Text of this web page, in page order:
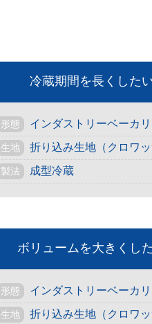
冷蔵期間を長くした
形態 インダストリーベーカ
生地 折り込み生地（クロワッサン・デニ
製法 成型冷蔵
ボリュームを大きくし
形態 インダストリーベーカ
生地 折り込み生地（クロワッサン・デニ